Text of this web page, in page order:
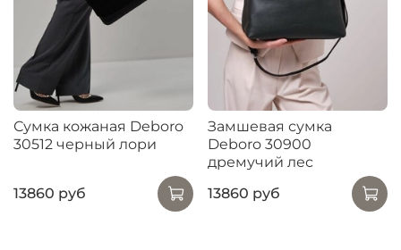
Сумка кожаная Deboro
30512 черный лори
13860 руб
Замшевая сумка
Deboro 30900
дремучий лес
13860 руб